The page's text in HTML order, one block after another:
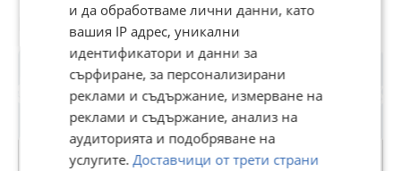
Потребител
и да обработваме лични данни, като
вашия IP адрес, уникални
идентификатори и данни за
сърфиране, за персонализирани
реклами и съдържание, измерване на
реклами и съдържание, анализ на
аудиторията и подобряване на
услугите.Доставчици от трети страни